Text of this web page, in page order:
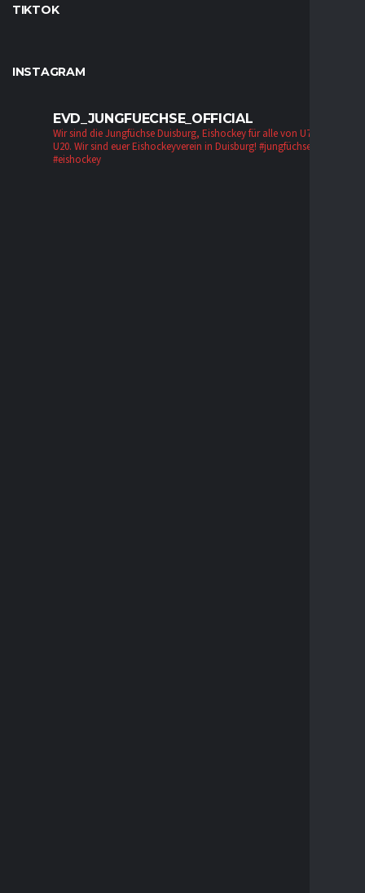
TIKTOK
INSTAGRAM
EVD_JUNGFUECHSE_OFFICIAL
Wir sind die Jungfüchse Duisburg, Eishockey für alle von U7 bis zur
U20. Wir sind euer Eishockeyverein in Duisburg! #jungfüchse #evd
#eishockey